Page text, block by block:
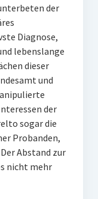
der
Diagnose,
lebenslange
dieser
und
der
sogar die
Probanden,
Abstand zur
nicht mehr